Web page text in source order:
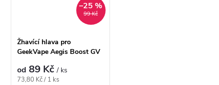
99 Kč
–25 %
Žhavící hlava pro
GeekVape Aegis Boost GV
od 89 Kč/ ks
Měrná
73,80 Kč / 1 ks